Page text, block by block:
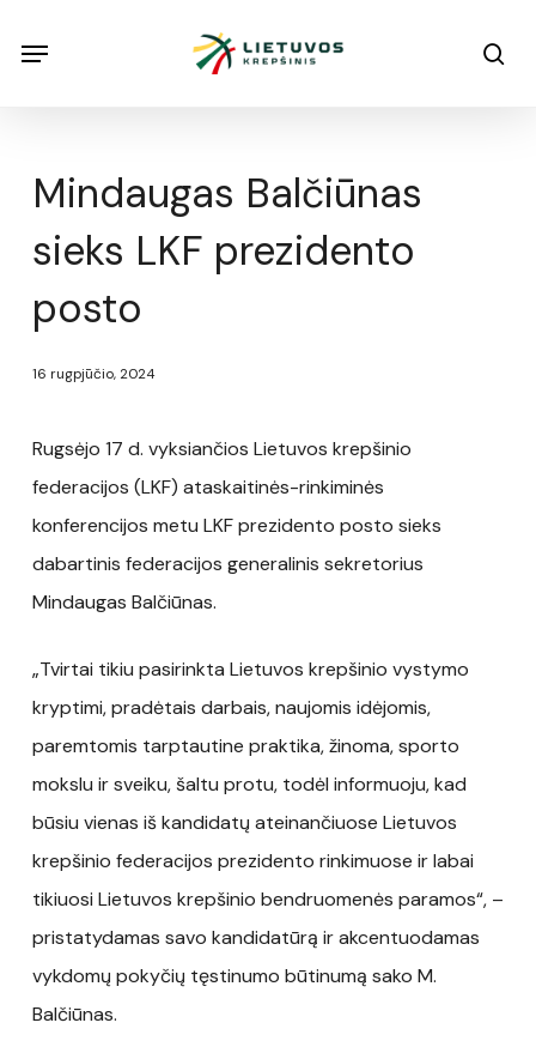
Menu
Mindaugas Balčiūnas
sieks LKF prezidento
posto
16 rugpjūčio, 2024
Rugsėjo 17 d. vyksiančios Lietuvos krepšinio
federacijos (LKF) ataskaitinės-rinkiminės
konferencijos metu LKF prezidento posto sieks
dabartinis federacijos generalinis sekretorius
Mindaugas Balčiūnas.
„Tvirtai tikiu pasirinkta Lietuvos krepšinio vystymo
kryptimi, pradėtais darbais, naujomis idėjomis,
paremtomis tarptautine praktika, žinoma, sporto
mokslu ir sveiku, šaltu protu, todėl informuoju, kad
būsiu vienas iš kandidatų ateinančiuose Lietuvos
krepšinio federacijos prezidento rinkimuose ir labai
tikiuosi Lietuvos krepšinio bendruomenės paramos“, –
pristatydamas savo kandidatūrą ir akcentuodamas
vykdomų pokyčių tęstinumo būtinumą sako M.
Balčiūnas.